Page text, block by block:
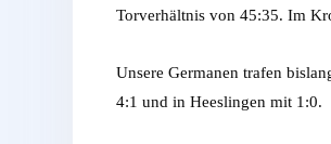
Torverhältnis von 45:35. Im
Unsere Germanen trafen
4:1 und in Heeslingen mit 1:0.